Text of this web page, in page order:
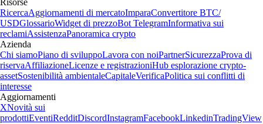
Risorse
RicercaAggiornamenti di mercatoImparaConvertitore BTC/
USDGlossarioWidget di prezzoBot TelegramInformativa sui
reclamiAssistenzaPanoramica crypto
Azienda
Chi siamoPiano di sviluppoLavora con noiPartnerSicurezzaProva di
riservaAffiliazioneLicenze e registrazioniHub esplorazione crypto-
assetSostenibilità ambientaleCapitaleVerificaPolitica sui conflitti di
interesse
Aggiornamenti
XNovità sui
prodottiEventiRedditDiscordInstagramFacebookLinkedinTradingView